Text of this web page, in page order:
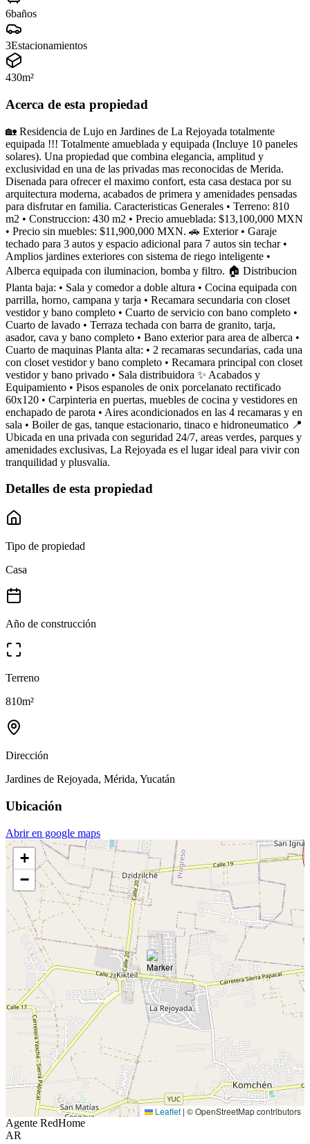
6baños
3Estacionamientos
430m²
Acerca de esta propiedad
🏡 Residencia de Lujo en Jardines de La Rejoyada totalmente
equipada !!! Totalmente amueblada y equipada (Incluye 10 paneles
solares). Una propiedad que combina elegancia, amplitud y
exclusividad en una de las privadas mas reconocidas de Merida.
Disenada para ofrecer el maximo confort, esta casa destaca por su
arquitectura moderna, acabados de primera y amenidades pensadas
para disfrutar en familia. Caracteristicas Generales • Terreno: 810
m2 • Construccion: 430 m2 • Precio amueblada: $13,100,000 MXN
• Precio sin muebles: $11,900,000 MXN. 🚗 Exterior • Garaje
techado para 3 autos y espacio adicional para 7 autos sin techar •
Amplios jardines exteriores con sistema de riego inteligente •
Alberca equipada con iluminacion, bomba y filtro. 🏠 Distribucion
Planta baja: • Sala y comedor a doble altura • Cocina equipada con
parrilla, horno, campana y tarja • Recamara secundaria con closet
vestidor y bano completo • Cuarto de servicio con bano completo •
Cuarto de lavado • Terraza techada con barra de granito, tarja,
asador, cava y bano completo • Bano exterior para area de alberca •
Cuarto de maquinas Planta alta: • 2 recamaras secundarias, cada una
con closet vestidor y bano completo • Recamara principal con closet
vestidor y bano privado • Sala distribuidora ✨ Acabados y
Equipamiento • Pisos espanoles de onix porcelanato rectificado
60x120 • Carpinteria en puertas, muebles de cocina y vestidores en
enchapado de parota • Aires acondicionados en las 4 recamaras y en
sala • Boiler de gas, tanque estacionario, tinaco e hidroneumatico 📍
Ubicada en una privada con seguridad 24/7, areas verdes, parques y
amenidades exclusivas, La Rejoyada es el lugar ideal para vivir con
tranquilidad y plusvalia.
Detalles de esta propiedad
Tipo de propiedad
Casa
Año de construcción
Terreno
810m²
Dirección
Jardines de Rejoyada, Mérida, Yucatán
Ubicación
Abrir en google maps
+
−
Leaflet | © OpenStreetMap contributors
Agente RedHome
AR